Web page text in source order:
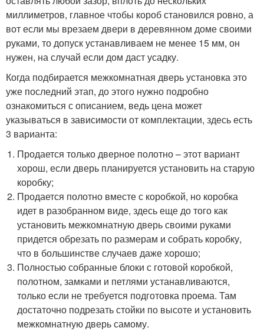
миллиметров, главное чтобы короб становился ровно, а
вот если мы врезаем двери в деревянном доме своими
руками, то допуск устанавливаем не менее 15 мм, он
нужен, на случай если дом даст усадку.
Когда подбирается межкомнатная дверь установка это
уже последний этап, до этого нужно подробно
ознакомиться с описанием, ведь цена может
указываться в зависимости от комплектации, здесь есть
3 варианта:
Продается только дверное полотно – этот вариант
хорош, если дверь планируется установить на старую
коробку;
Продается полотно вместе с коробкой, но коробка
идет в разобранном виде, здесь еще до того как
установить межкомнатную дверь своими руками
придется обрезать по размерам и собрать коробку,
что в большинстве случаев даже хорошо;
Полностью собранные блоки с готовой коробкой,
полотном, замками и петлями устанавливаются,
только если не требуется подготовка проема. Там
достаточно подрезать стойки по высоте и установить
межкомнатную дверь самому.